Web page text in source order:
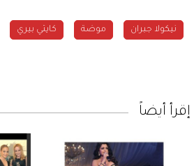
نيكولا جبران موضة كايتي بيري
إقرأ أيضاً